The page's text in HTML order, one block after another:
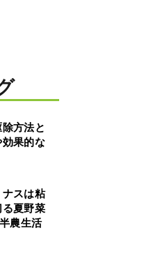
方法と
果的な
ナスは粘
夏野菜
農生活